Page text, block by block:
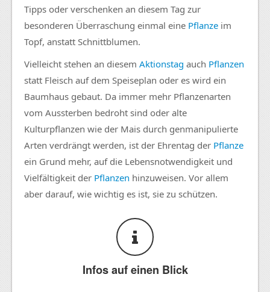
Tipps oder verschenken an diesem Tag zur
besonderen Überraschung einmal eine Pflanze im
Topf, anstatt Schnittblumen.
Vielleicht stehen an diesem Aktionstag auch Pflanzen
statt Fleisch auf dem Speiseplan oder es wird ein
Baumhaus gebaut. Da immer mehr Pflanzenarten
vom Aussterben bedroht sind oder alte
Kulturpflanzen wie der Mais durch genmanipulierte
Arten verdrängt werden, ist der Ehrentag der Pflanze
ein Grund mehr, auf die Lebensnotwendigkeit und
Vielfältigkeit der Pflanzen hinzuweisen. Vor allem
aber darauf, wie wichtig es ist, sie zu schützen.
Infos auf einen Blick